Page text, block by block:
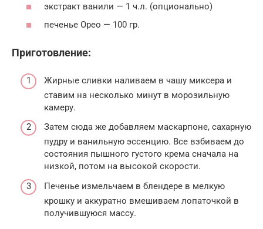
экстракт ванили — 1 ч.л. (опционально)
печенье Орео — 100 гр.
Приготовление:
Жирные сливки наливаем в чашу миксера и
ставим на несколько минут в морозильную
камеру.
Затем сюда же добавляем маскарпоне, сахарную
пудру и ванильную эссенцию. Все взбиваем до
состояния пышного густого крема сначала на
низкой, потом на высокой скорости.
Печенье измельчаем в блендере в мелкую
крошку и аккуратно вмешиваем лопаточкой в
получившуюся массу.